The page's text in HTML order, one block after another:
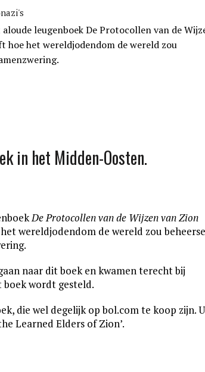
in het Midden-Oosten.
De Protocollen van de Wijzen van Zion
wereldjodendom de wereld zou
naar dit boek en kwamen terecht bij
wordt gesteld.
die wel degelijk op bol.com te koop zijn. U
Learned Elders of Zion’.